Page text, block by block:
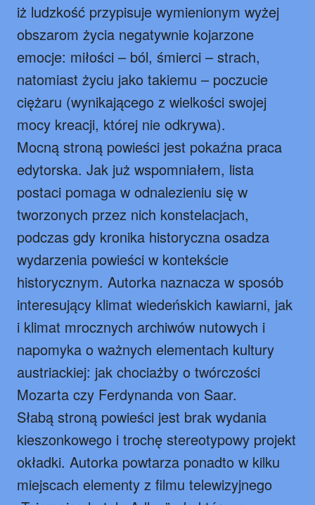
iż ludzkość przypisuje wymienionym wyżej
obszarom życia negatywnie kojarzone
emocje: miłości – ból, śmierci – strach,
natomiast życiu jako takiemu – poczucie
ciężaru (wynikającego z wielkości swojej
mocy kreacji, której nie odkrywa).
Mocną stroną powieści jest pokaźna praca
edytorska. Jak już wspomniałem, lista
postaci pomaga w odnalezieniu się w
tworzonych przez nich konstelacjach,
podczas gdy kronika historyczna osadza
wydarzenia powieści w kontekście
historycznym. Autorka naznacza w sposób
interesujący klimat wiedeńskich kawiarni, jak
i klimat mrocznych archiwów nutowych i
napomyka o ważnych elementach kultury
austriackiej: jak chociażby o twórczości
Mozarta czy Ferdynanda von Saar.
Słabą stroną powieści jest brak wydania
kieszonkowego i trochę stereotypowy projekt
okładki. Autorka powtarza ponadto w kilku
miejscach elementy z filmu telewizyjnego